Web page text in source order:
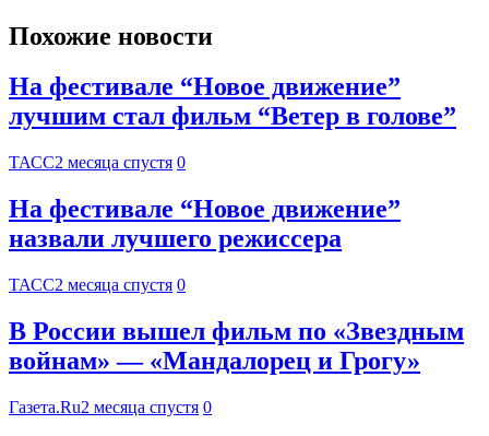
Похожие новости
На фестивале “Новое движение”
лучшим стал фильм “Ветер в голове”
ТАСС2 месяца спустя 0
На фестивале “Новое движение”
назвали лучшего режиссера
ТАСС2 месяца спустя 0
В России вышел фильм по «Звездным
войнам» — «Мандалорец и Грогу»
Газета.Ru2 месяца спустя 0